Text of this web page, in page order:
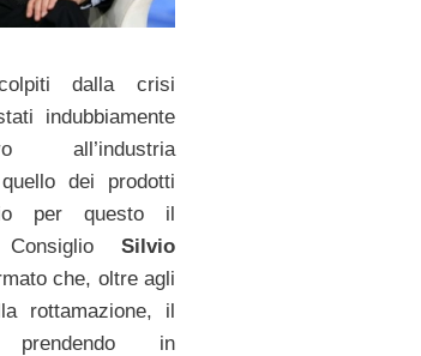
dalla crisi
indubbiamente
all’industria
dei prodotti
per questo il
Silvio
che, oltre agli
rottamazione, il
in